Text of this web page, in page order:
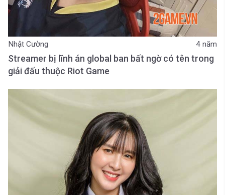
Nhật Cường 4 năm
Streamer bị lĩnh án global ban bất ngờ có tên trong
giải đấu thuộc Riot Game